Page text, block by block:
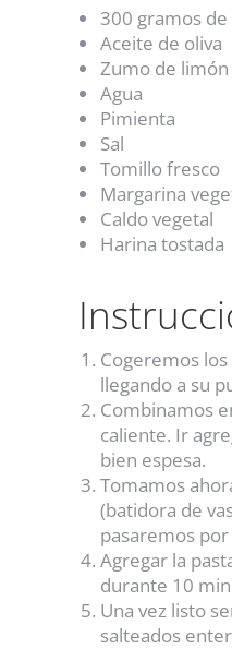
300 gramos
Aceite de oliva
Zumo de limón
Agua
Pimienta
Sal
Tomillo fresco
Margarina
Caldo vegetal
Harina tostada
Cogeremos
llegando a su
Combinamos
caliente. Ir
bien espesa.
Tomamos
(batidora de
pasaremos
Agregar la
durante 10
Una vez listo
salteados